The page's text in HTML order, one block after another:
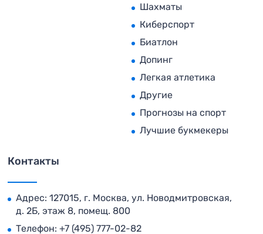
Шахматы
Киберспорт
Биатлон
Допинг
Легкая атлетика
Другие
Прогнозы на спорт
Лучшие букмекеры
Контакты
Адрес: 127015, г. Москва, ул. Новодмитровская,
д. 2Б, этаж 8, помещ. 800
Телефон: +7 (495) 777-02-82